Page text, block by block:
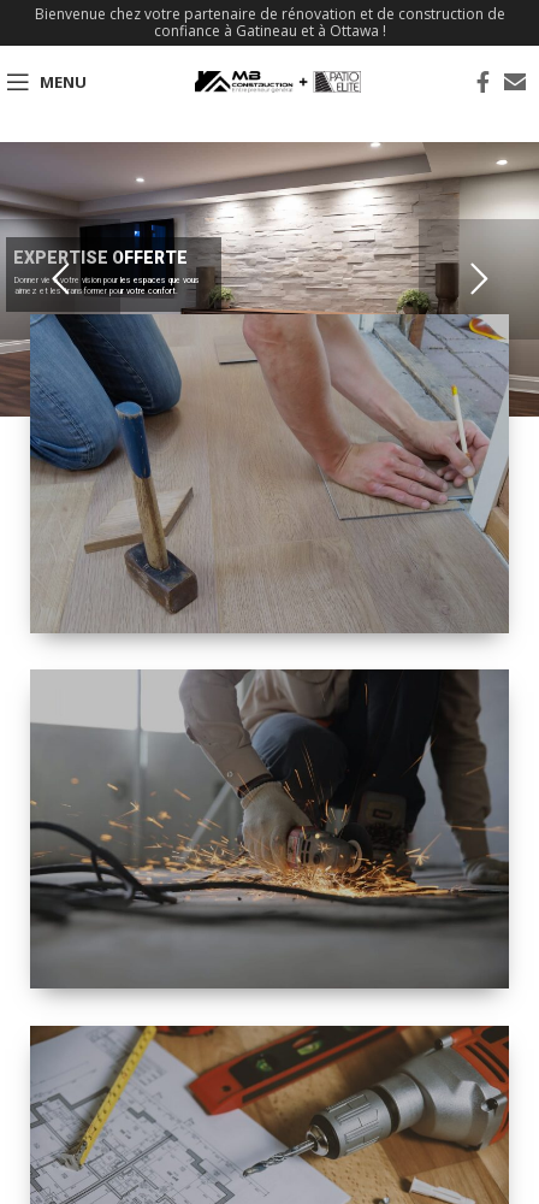
Bienvenue chez votre partenaire de rénovation et de construction de
confiance à Gatineau et à Ottawa !
MENU
EXPERTISE OFFERTE
Donner vie à votre vision pour les espaces que vous
aimez et les transformer pour votre confort.
TAILLE
PETITE À
GRANDE
RÉNOVATION
ESPACE
RÉNOVATION
INTÉRIEURE ET
EXTÉRIEURE